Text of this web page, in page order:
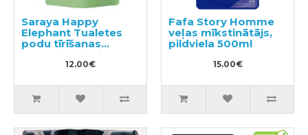
Saraya Happy
Elephant Tualetes
podu tīrīšanas
līdzeklis, pildviela
12.00€
Fafa Story Homme
veļas mīkstinātājs,
pildviela 500ml
15.00€